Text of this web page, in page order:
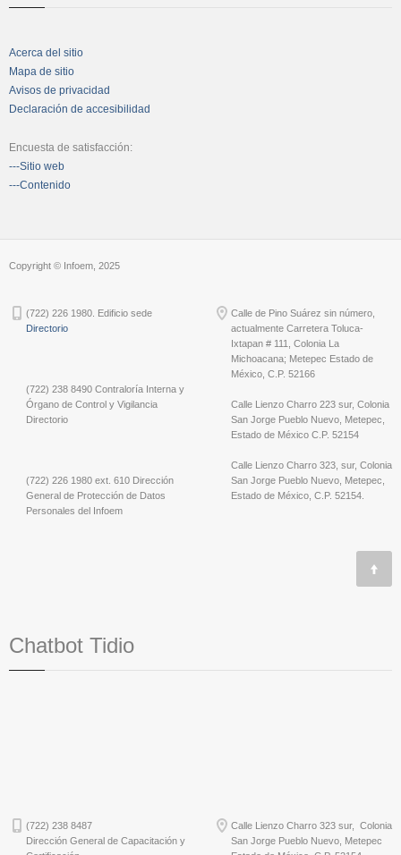
Acerca del sitio
Mapa de sitio
Avisos de privacidad
Declaración de accesibilidad
Encuesta de satisfacción:
---Sitio web
---Contenido
Copyright © Infoem, 2025
(722) 226 1980. Edificio sede
Directorio
(722) 238 8490 Contraloría Interna y
Órgano de Control y Vigilancia
Directorio
(722) 226 1980 ext. 610 Dirección
General de Protección de Datos
Personales del Infoem
Calle de Pino Suárez sin número,
actualmente Carretera Toluca-
Ixtapan # 111, Colonia La
Michoacana; Metepec Estado de
México, C.P. 52166
Calle Lienzo Charro 223 sur, Colonia
San Jorge Pueblo Nuevo, Metepec,
Estado de México C.P. 52154
Calle Lienzo Charro 323, sur, Colonia
San Jorge Pueblo Nuevo, Metepec,
Estado de México, C.P. 52154.
Chatbot Tidio
(722) 238 8487
Dirección General de Capacitación y
Calle Lienzo Charro 323 sur, Colonia
San Jorge Pueblo Nuevo, Metepec